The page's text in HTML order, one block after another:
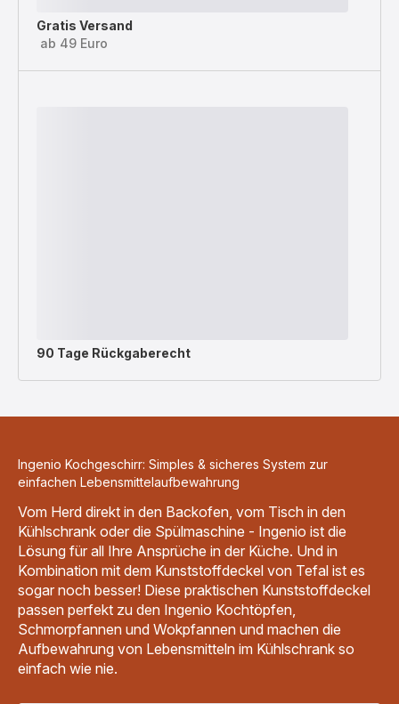
Gratis Versand
ab 49 Euro
90 Tage Rückgaberecht
Ingenio Kochgeschirr: Simples & sicheres System zur
einfachen Lebensmittelaufbewahrung
Vom Herd direkt in den Backofen, vom Tisch in den
Kühlschrank oder die Spülmaschine - Ingenio ist die
Lösung für all Ihre Ansprüche in der Küche. Und in
Kombination mit dem Kunststoffdeckel von Tefal ist es
sogar noch besser! Diese praktischen Kunststoffdeckel
passen perfekt zu den Ingenio Kochtöpfen,
Schmorpfannen und Wokpfannen und machen die
Aufbewahrung von Lebensmitteln im Kühlschrank so
einfach wie nie.